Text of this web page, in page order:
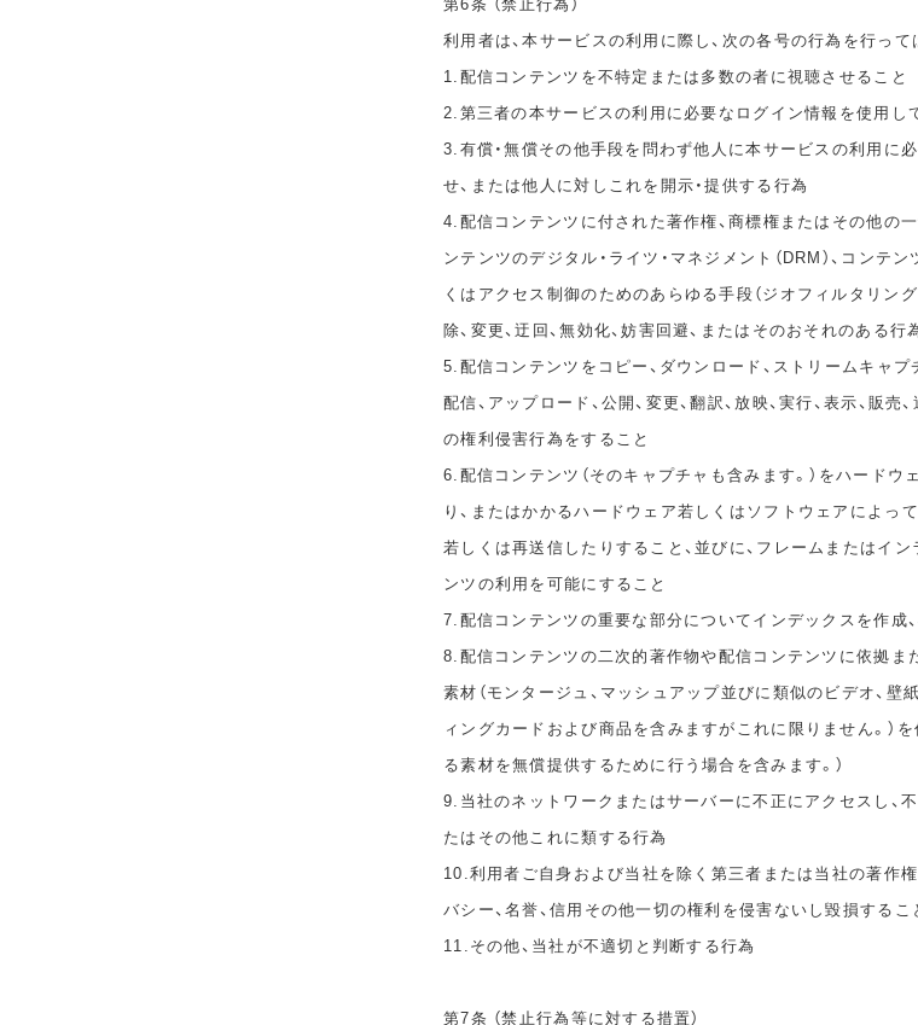
利用者は、本サービスの利用に際し、次の各号の行為を行って
1.配信コンテンツを不特定または多数の者に視聴させること
2.第三者の本サービスの利用に必要なログイン情報を使用し
3.有償・無償その他手段を問わず他人に本サービスの利用に
せ、または他人に対しこれを開示・提供する行為
4.配信コンテンツに付された著作権、商標権またはその他の
ンテンツのデジタル・ライツ・マネジメント（DRM）、コンテ
くはアクセス制御のためのあらゆる手段（ジオフィルタリング
除、変更、迂回、無効化、妨害回避、またはそのおそれのある行
5.配信コンテンツをコピー、ダウンロード、ストリームキャプ
配信、アップロード、公開、変更、翻訳、放映、実行、表示、販
の権利侵害行為をすること
6.配信コンテンツ（そのキャプチャも含みます。）をハード
り、またはかかるハードウェア若しくはソフトウェアによっ
若しくは再送信したりすること、並びに、フレームまたはイ
ンツの利用を可能にすること
7.配信コンテンツの重要な部分についてインデックスを作成
8.配信コンテンツの二次的著作物や配信コンテンツに依拠ま
素材（モンタージュ、マッシュアップ並びに類似のビデオ、壁
ィングカードおよび商品を含みますがこれに限りません。）
る素材を無償提供するために行う場合を含みます。）
9.当社のネットワークまたはサーバーに不正にアクセスし、
たはその他これに類する行為
10.利用者ご自身および当社を除く第三者または当社の著作権
バシー、名誉、信用その他一切の権利を侵害ないし毀損するこ
11.その他、当社が不適切と判断する行為
第7条 （禁止行為等に対する措置）